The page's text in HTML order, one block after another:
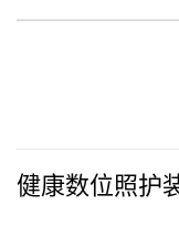
健康数位照护